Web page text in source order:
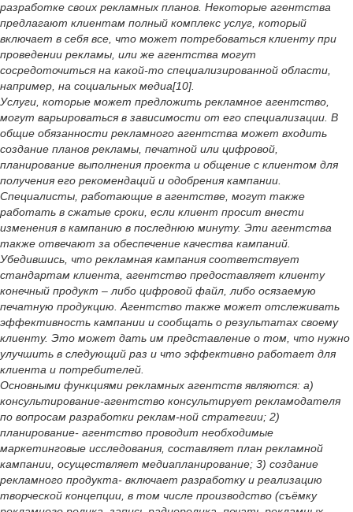
разработке своих рекламных планов. Некоторые агентства
предлагают клиентам полный комплекс услуг, который
включает в себя все, что может потребоваться клиенту при
проведении рекламы, или же агентства могут
сосредоточиться на какой-то специализированной области,
например, на социальных медиа[10].
Услуги, которые может предложить рекламное агентство,
могут варьироваться в зависимости от его специализации. В
общие обязанности рекламного агентства может входить
создание планов рекламы, печатной или цифровой,
планирование выполнения проекта и общение с клиентом для
получения его рекомендаций и одобрения кампании.
Специалисты, работающие в агентстве, могут также
работать в сжатые сроки, если клиент просит внести
изменения в кампанию в последнюю минуту. Эти агентства
также отвечают за обеспечение качества кампаний.
Убедившись, что рекламная кампания соответствует
стандартам клиента, агентство предоставляет клиенту
конечный продукт – либо цифровой файл, либо осязаемую
печатную продукцию. Агентство также может отслеживать
эффективность кампании и сообщать о результатах своему
клиенту. Это может дать им представление о том, что нужно
улучшить в следующий раз и что эффективно работает для
клиента и потребителей.
Основными функциями рекламных агентств являются: а)
консультирование-агентство консультирует рекламодателя
по вопросам разработки реклам-ной стратегии; 2)
планирование- агентство проводит необходимые
маркетинговые исследования, составляет план рекламной
кампании, осуществляет медиапланирование; 3) создание
рекламного продукта- включает разработку и реализацию
творческой концепции, в том числе производство (съёмку